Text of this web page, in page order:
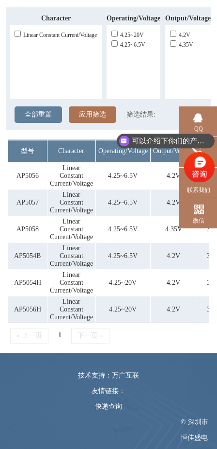
Character Operating/Voltage Output/Voltage
Linear Constant Current/Voltage
4.25~20V
4.25~6.5V
4.2V
4.35V
全部重置 应用筛选 筛选结果:
型号 Character Operating/Voltage Output/Voltage
AP5056
Linear
Constant
Current/Voltage
4.25~6.5V 4.2V
AP5057
Linear
Constant
Current/Voltage
4.25~6.5V 4.2V
AP5058
Linear
Constant
Current/Voltage
4.25~6.5V 4.35V
AP5054B
Linear
Constant
Current/Voltage
4.25~6.5V 4.2V
AP5054H
Linear
Constant
Current/Voltage
4.25~20V 4.2V
AP5056H
Linear
Constant
Current/Voltage
4.25~20V 4.2V
« 上一页 1 下一页 »
技术支持：万广互联
友情链接：
快递查询
© 深圳市
恒佳盛电
QQ
电话
联系我们
微信
可以介绍下你们的产品么？